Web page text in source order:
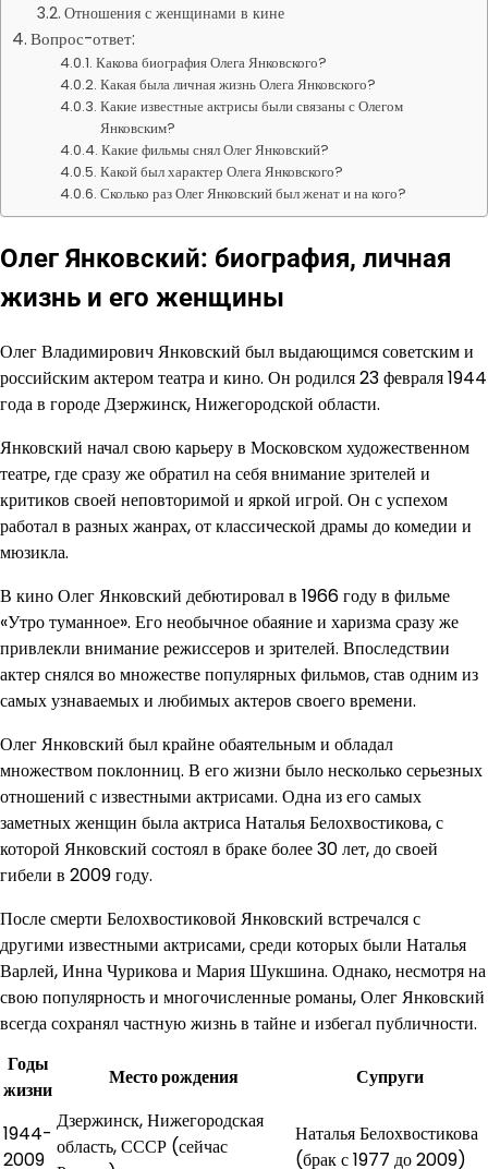
Отношения с женщинами в кине
Вопрос-ответ:
Какова биография Олега Янковского?
Какая была личная жизнь Олега Янковского?
Какие известные актрисы были связаны с Олегом
Янковским?
Какие фильмы снял Олег Янковский?
Какой был характер Олега Янковского?
Сколько раз Олег Янковский был женат и на кого?
Олег Янковский: биография, личная
жизнь и его женщины
Олег Владимирович Янковский был выдающимся советским и
российским актером театра и кино. Он родился 23 февраля 1944
года в городе Дзержинск, Нижегородской области.
Янковский начал свою карьеру в Московском художественном
театре, где сразу же обратил на себя внимание зрителей и
критиков своей неповторимой и яркой игрой. Он с успехом
работал в разных жанрах, от классической драмы до комедии и
мюзикла.
В кино Олег Янковский дебютировал в 1966 году в фильме
«Утро туманное». Его необычное обаяние и харизма сразу же
привлекли внимание режиссеров и зрителей. Впоследствии
актер снялся во множестве популярных фильмов, став одним из
самых узнаваемых и любимых актеров своего времени.
Олег Янковский был крайне обаятельным и обладал
множеством поклонниц. В его жизни было несколько серьезных
отношений с известными актрисами. Одна из его самых
заметных женщин была актриса Наталья Белохвостикова, с
которой Янковский состоял в браке более 30 лет, до своей
гибели в 2009 году.
После смерти Белохвостиковой Янковский встречался с
другими известными актрисами, среди которых были Наталья
Варлей, Инна Чурикова и Мария Шукшина. Однако, несмотря на
свою популярность и многочисленные романы, Олег Янковский
всегда сохранял частную жизнь в тайне и избегал публичности.
Годы
жизни
Место рождения Супруги
1944-
2009
Дзержинск, Нижегородская
область, СССР (сейчас
Наталья Белохвостикова
(брак с 1977 до 2009)